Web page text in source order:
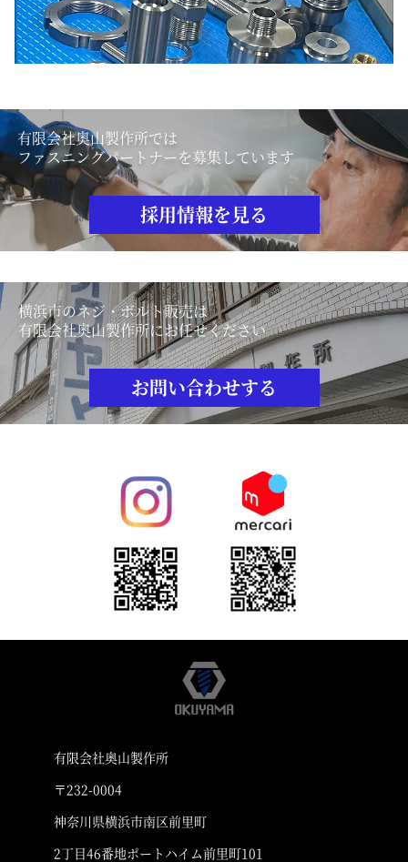
採用情報を見る
有限会社奥山製作所では
ファスニングパートナーを募集しています
横浜市のネジ・ボルト販売は
有限会社奥山製作所にお任せください
お問い合わせする
有限会社奥山製作所
〒232-0004
神奈川県横浜市南区前里町
2丁目46番地ポートハイム前里町101